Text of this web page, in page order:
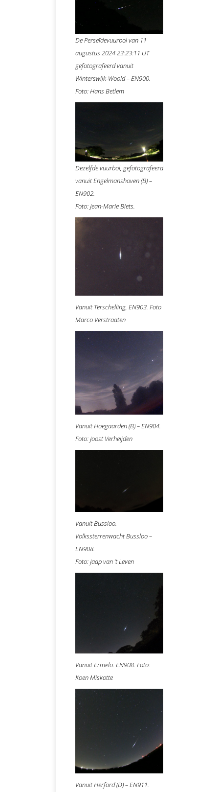
De Perseïdevuurbol van 11
augustus 2024 23:23:11 UT
gefotografeerd vanuit
Winterswijk-Woold – EN900.
Foto: Hans Betlem
Dezelfde vuurbol, gefotografeerd
vanuit Engelmanshoven (B) –
EN902.
Foto: Jean-Marie Biets.
Vanuit Terschelling, EN903. Foto
Marco Verstraaten
Vanuit Hoegaarden (B) – EN904.
Foto: Joost Verheijden
Vanuit Bussloo.
Volkssterrenwacht Bussloo –
EN908.
Foto: Jaap van ‘t Leven
Vanuit Ermelo. EN908. Foto:
Koen Miskotte
Vanuit Herford (D) – EN911.